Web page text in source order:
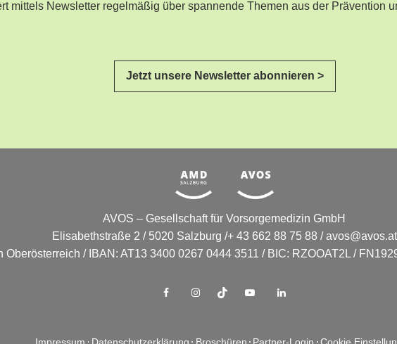
mittels Newsletter regelmäßig über spannende Themen aus der Prävention
Jetzt unsere Newsletter abonnieren >
AVOS – Gesellschaft für Vorsorgemedizin GmbH
Elisabethstraße 2 / 5020 Salzburg /+ 43 662 88 75 88 / avos@avos.at
Oberösterreich / IBAN: AT13 3400 0267 0444 3511 / BIC: RZOOAT2L /